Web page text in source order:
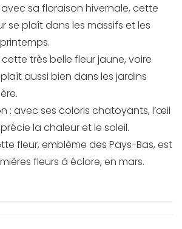
sa floraison hivernale, cette
se plaît dans les massifs et les
cette très belle fleur jaune, voire
aussi bien dans les jardins
: avec ses coloris chatoyants, l’œil
la chaleur et le soleil.
fleur, emblème des Pays-Bas, est
fleurs à éclore, en mars.